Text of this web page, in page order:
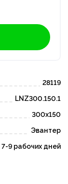
28119
LNZ300.150.1
300х150
Эвантер
7-9 рабочих дней